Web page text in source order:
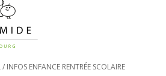
/ INFOS ENFANCE RENTRÉE SCOLAIRE